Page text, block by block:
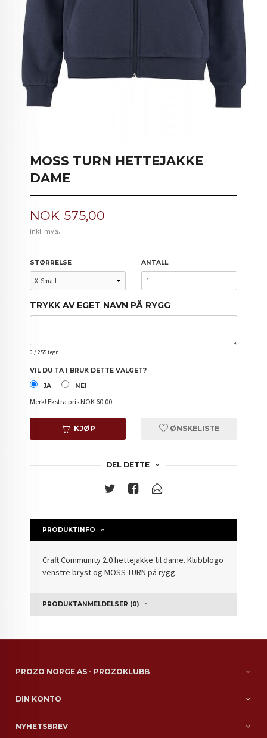
MOSS TURN HETTEJAKKE
DAME
Pris
NOK 575,00
inkl. mva.
STØRRELSE ANTALL
TRYKK AV EGET NAVN PÅ RYGG
0 / 255 tegn
VIL DU TA I BRUK DETTE VALGET?
JA
NEI
Merk! Ekstra pris NOK 60,00
KJØP ØNSKELISTE
DEL DETTE
PRODUKTINFO
Craft Community 2.0 hettejakke til dame. Klubblogo
venstre bryst og MOSS TURN på rygg.
PRODUKTANMELDELSER (0)
PROZO NORGE AS - PROZOKLUBB
DIN KONTO
NYHETSBREV